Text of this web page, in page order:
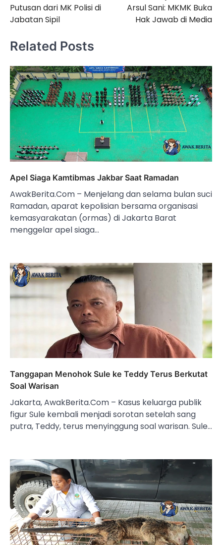
Putusan dari MK Polisi di
Jabatan Sipil
Arsul Sani: MKMK Buka
Hak Jawab di Media
Related Posts
Apel Siaga Kamtibmas Jakbar Saat Ramadan
AwakBerita.Com – Menjelang dan selama bulan suci
Ramadan, aparat kepolisian bersama organisasi
kemasyarakatan (ormas) di Jakarta Barat
menggelar apel siaga…
Tanggapan Menohok Sule ke Teddy Terus Berkutat
Soal Warisan
Jakarta, AwakBerita.Com – Kasus keluarga publik
figur Sule kembali menjadi sorotan setelah sang
putra, Teddy, terus menyinggung soal warisan. Sule…